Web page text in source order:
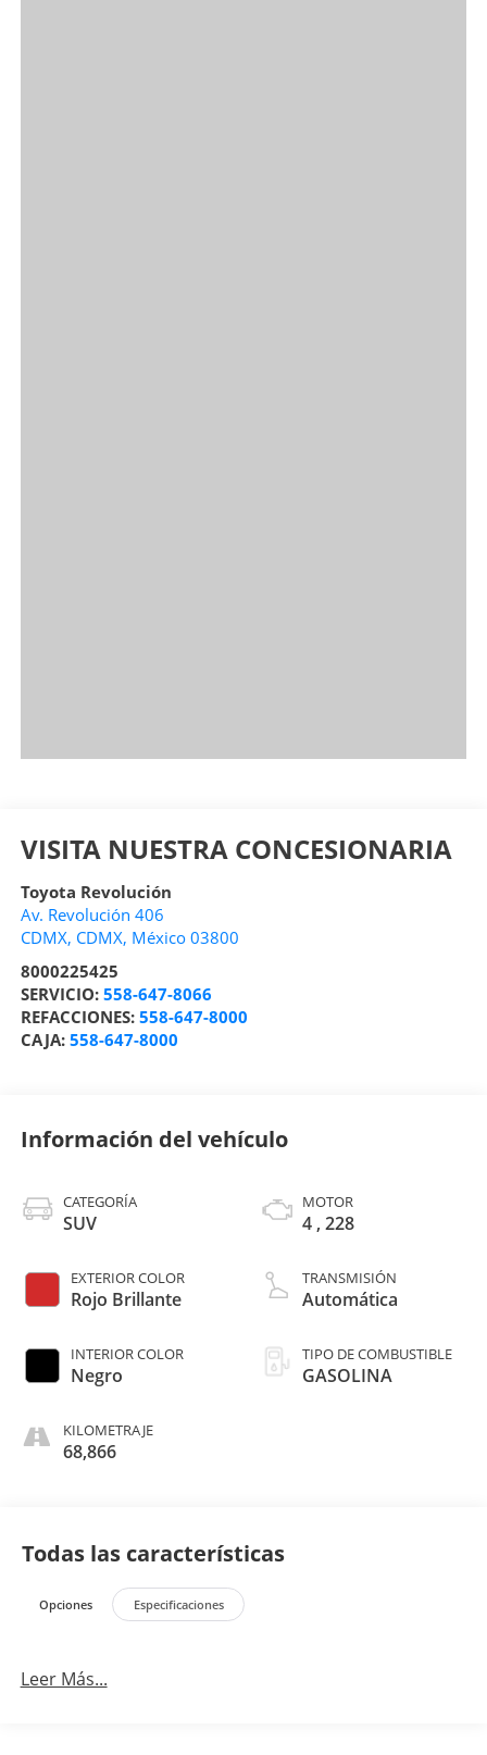
VISITA NUESTRA CONCESIONARIA
Toyota Revolución
Av. Revolución 406
CDMX, CDMX, México 03800
8000225425
SERVICIO: 558-647-8066
REFACCIONES: 558-647-8000
CAJA: 558-647-8000
Información del vehículo
CATEGORÍA
SUV
EXTERIOR COLOR
Rojo Brillante
INTERIOR COLOR
Negro
KILOMETRAJE
68,866
MOTOR
4 , 228
TRANSMISIÓN
Automática
TIPO DE COMBUSTIBLE
GASOLINA
Todas las características
Opciones Especificaciones
Leer Más...